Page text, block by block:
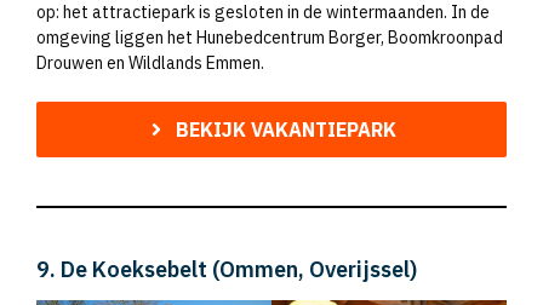
op: het attractiepark is gesloten in de wintermaanden. In de
omgeving liggen het Hunebedcentrum Borger, Boomkroonpad
Drouwen en Wildlands Emmen.
BEKIJK VAKANTIEPARK
9. De Koeksebelt (Ommen, Overijssel)